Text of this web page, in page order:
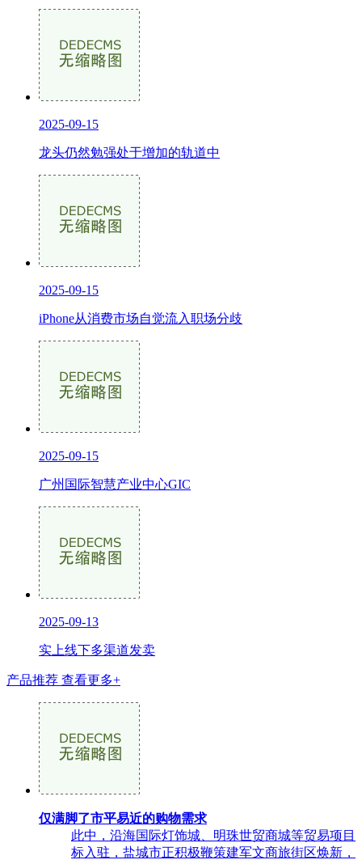
2025-09-15
龙头仍然勉强处于增加的轨道中
2025-09-15
iPhone从消费市场自觉流入职场分歧
2025-09-15
广州国际智慧产业中心GIC
2025-09-13
实上线下多渠道发卖
产品推荐 查看更多+
仅满脚了市平易近的购物需求
此中，沿海国际灯饰城、明珠世贸商城等贸易项目
标入驻，盐城市正积极鞭策建军文商旅街区焕新，